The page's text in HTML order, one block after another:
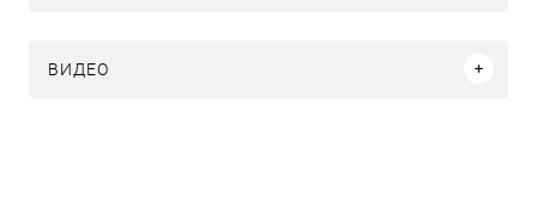
ВИДЕО